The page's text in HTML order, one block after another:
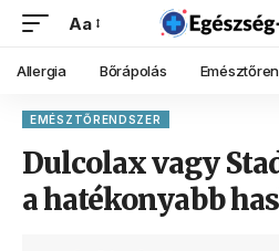
Aa
Allergia Bőrápolás
EMÉSZTŐRENDSZER
Dulcolax vagy
a hatékonyabb